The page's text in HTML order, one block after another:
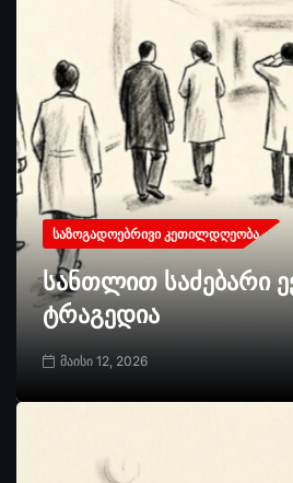
ᲡᲐᲖᲝᲒᲐᲓᲝᲔᲑᲠᲘᲕᲘ ᲙᲔᲗᲘᲚᲓᲦᲔᲝᲑᲐ
სანთლით საძებარი
ტრაგედია
მაისი 12, 2026